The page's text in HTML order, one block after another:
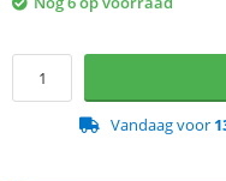
Vandaag voor